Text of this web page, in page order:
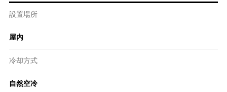
設置場所
屋内
冷却方式
自然空冷